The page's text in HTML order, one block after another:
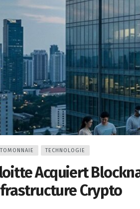
TECHNOLOGIE
Acquiert
Crypto